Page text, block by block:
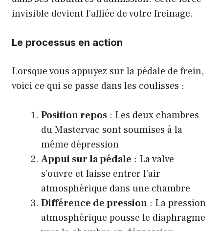
invisible devient l’alliée de votre freinage.
Le processus en action
Lorsque vous appuyez sur la pédale de frein,
voici ce qui se passe dans les coulisses :
Position repos : Les deux chambres
du Mastervac sont soumises à la
même dépression
Appui sur la pédale : La valve
s’ouvre et laisse entrer l’air
atmosphérique dans une chambre
Différence de pression : La pression
atmosphérique pousse le diaphragme